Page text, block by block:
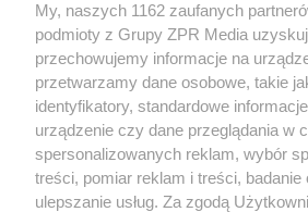
Żaden utwór zamieszczony w serwisie nie może
rozpowszechniany lub dalej rozpowszechniany
tym także elektroniczny lub mechaniczny) na
eksploatacji w jakiejkolwiek formie, włącznie z
bez pisemnej zgody właściciela praw.
wykorzystanie utworów w całości lub w części
bez właściwej zgody, jest zabronione pod
prawnie.
My, naszych 1162 zaufanych
podmioty z Grupy ZPR Media
przechowujemy informacje na
przetwarzamy dane osobowe, takie
identyfikatory, standardowe
urządzenie czy dane przeglądania w
spersonalizowanych reklam, wybór
treści, pomiar reklam i treści, badanie
ulepszanie usług. Za zgodą